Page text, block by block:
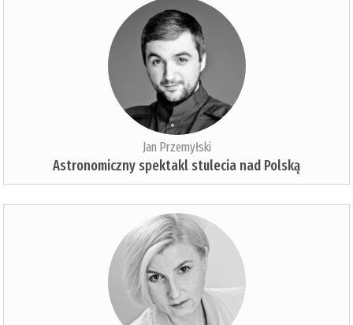
Jan Przemyłski
Astronomiczny spektakl stulecia nad Polską